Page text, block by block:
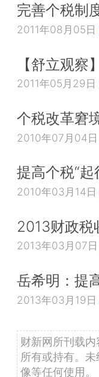
完善个税制
2011年08月05日
【舒立观
2011年05月29日
个税改革窘
2010年07月04日
提高个税“
2010年03月14日
2013财政税
2013年03月07日
岳希明：提
2013年03月19日
财新网所刊载
所有或持有。
像等任何使用。